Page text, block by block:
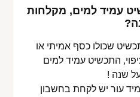
עמיד למים, מקלחות
שכולו כסף אמיתי או
התכשיט עמיד למים
שנה !
עור יש לקחת בחשבון